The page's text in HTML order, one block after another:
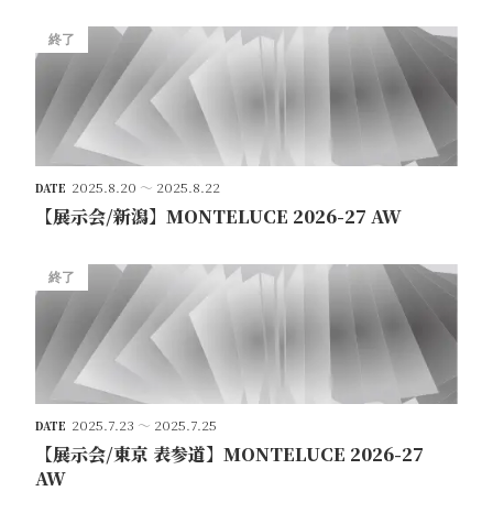
終了
DATE 2025.8.20 ～ 2025.8.22
【展示会/新潟】MONTELUCE 2026-27 AW
終了
DATE 2025.7.23 ～ 2025.7.25
【展示会/東京 表参道】MONTELUCE 2026-27
AW